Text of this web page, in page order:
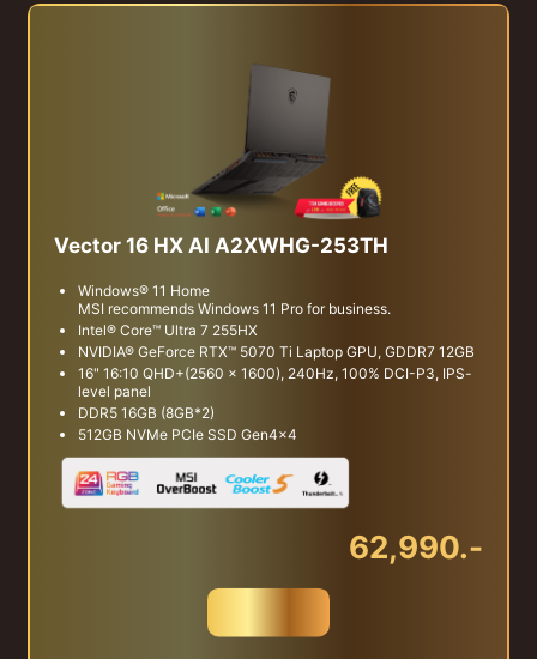
Vector 16 HX AI A2XWHG-253TH
Windows® 11 Home
MSI recommends Windows 11 Pro for business.
Intel® Core™ Ultra 7 255HX
NVIDIA® GeForce RTX™ 5070 Ti Laptop GPU, GDDR7 12GB
16" 16:10 QHD+(2560 x 1600), 240Hz, 100% DCI-P3, IPS-
level panel
DDR5 16GB (8GB*2)
512GB NVMe PCIe SSD Gen4x4
62,990.-